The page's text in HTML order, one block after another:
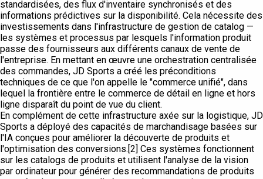
standardisées, des flux d'inventaire synchronisés et des
informations prédictives sur la disponibilité. Cela nécessite des
investissements dans l'infrastructure de gestion de catalog —
les systèmes et processus par lesquels l'information produit
passe des fournisseurs aux différents canaux de vente de
l'entreprise. En mettant en œuvre une orchestration centralisée
des commandes, JD Sports a créé les préconditions
techniques de ce que l'on appelle le "commerce unifié", dans
lequel la frontière entre le commerce de détail en ligne et hors
ligne disparaît du point de vue du client.
En complément de cette infrastructure axée sur la logistique, JD
Sports a déployé des capacités de marchandisage basées sur
l'IA conçues pour améliorer la découverte de produits et
l'optimisation des conversions.[2] Ces systèmes fonctionnent
sur les catalogs de produits et utilisent l'analyse de la vision
par ordinateur pour générer des recommandations de produits